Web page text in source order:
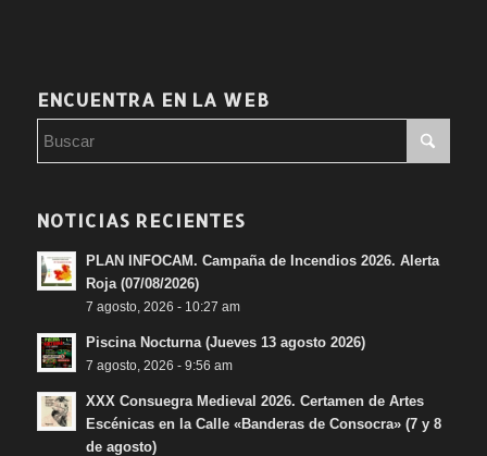
ENCUENTRA EN LA WEB
NOTICIAS RECIENTES
PLAN INFOCAM. Campaña de Incendios 2026. Alerta
Roja (07/08/2026)
7 agosto, 2026 - 10:27 am
Piscina Nocturna (Jueves 13 agosto 2026)
7 agosto, 2026 - 9:56 am
XXX Consuegra Medieval 2026. Certamen de Artes
Escénicas en la Calle «Banderas de Consocra» (7 y 8
de agosto)